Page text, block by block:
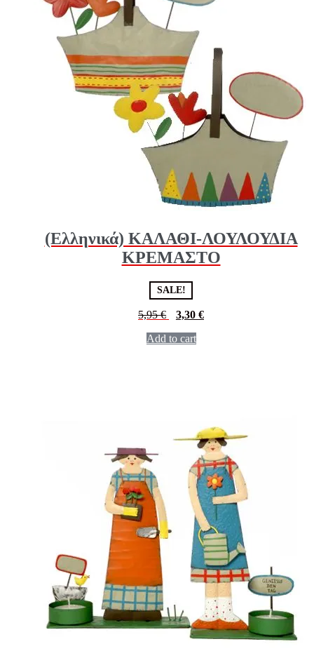
(Ελληνικά) ΚΑΛΑΘΙ-ΛΟΥΛΟΥΔΙΑ
ΚΡΕΜΑΣΤΟ
SALE!
5,95€ 3,30 €
Add to cart